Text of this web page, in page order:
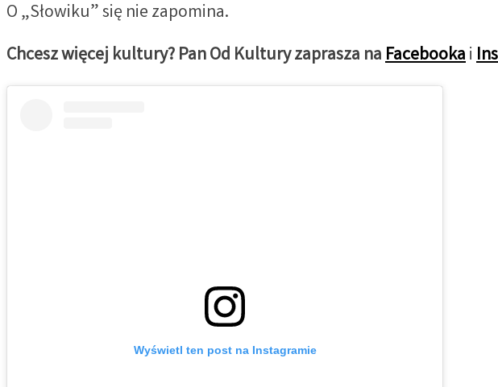
O „Słowiku” się nie zapomina.
Chcesz więcej kultury? Pan Od Kultury zaprasza naFacebookai
Wyświetl ten post na Instagramie